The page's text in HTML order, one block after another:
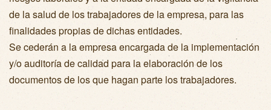
de la salud de los trabajadores de la empresa, para las
finalidades propias de dichas entidades.
Se cederán a la empresa encargada de la implementación
y/o auditoría de calidad para la elaboración de los
documentos de los que hagan parte los trabajadores.